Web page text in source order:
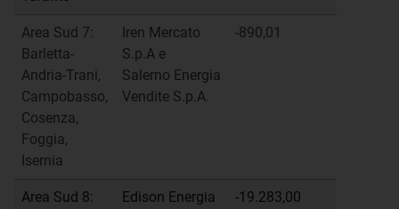
Area Sud 7:
Barletta-
Andria-Trani,
Campobasso,
Cosenza,
Foggia,
Isernia
Iren Mercato
S.p.A e
Salerno Energia
Vendite S.p.A.
-890,01
Area Sud 8:
Edison Energia
-19.283,00